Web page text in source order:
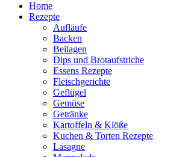
Home
Rezepte
Aufläufe
Backen
Beilagen
Dips und Brotaufstriche
Essens Rezepte
Fleischgerichte
Geflügel
Gemüse
Getränke
Kartoffeln & Klöße
Kuchen & Torten Rezepte
Lasagne